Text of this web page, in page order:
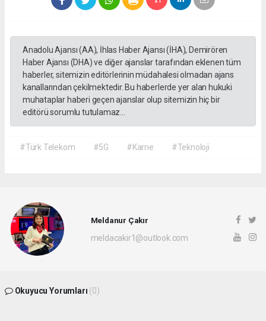
Anadolu Ajansı (AA), İhlas Haber Ajansı (İHA), Demirören
Haber Ajansı (DHA) ve diğer ajanslar tarafından eklenen tüm
haberler, sitemizin editörlerinin müdahalesi olmadan ajans
kanallarından çekilmektedir. Bu haberlerde yer alan hukuki
muhataplar haberi geçen ajanslar olup sitemizin hiç bir
editörü sorumlu tutulamaz...
#Türk Telekom #5G #Karne #Teknoloji
Meldanur Çakır
meldacakir1@outlook.com
Okuyucu Yorumları (0)